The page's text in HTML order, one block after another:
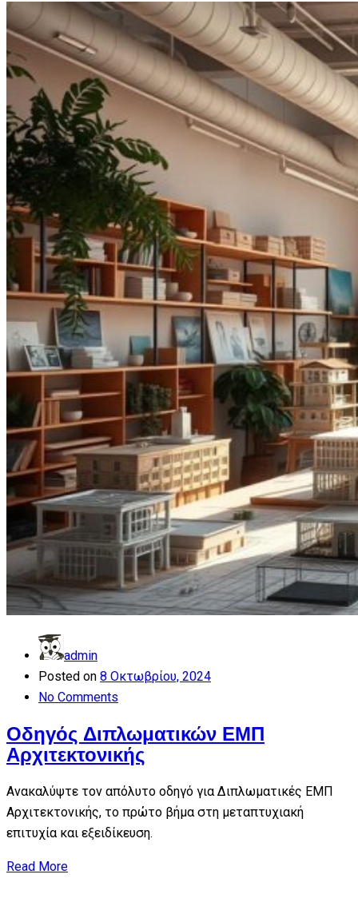
admin
Posted on 8 Οκτωβρίου, 2024
No Comments
Οδηγός Διπλωματικών ΕΜΠ
Αρχιτεκτονικής
Ανακαλύψτε τον απόλυτο οδηγό για Διπλωματικές ΕΜΠ
Αρχιτεκτονικής, το πρώτο βήμα στη μεταπτυχιακή
επιτυχία και εξειδίκευση.
Read More